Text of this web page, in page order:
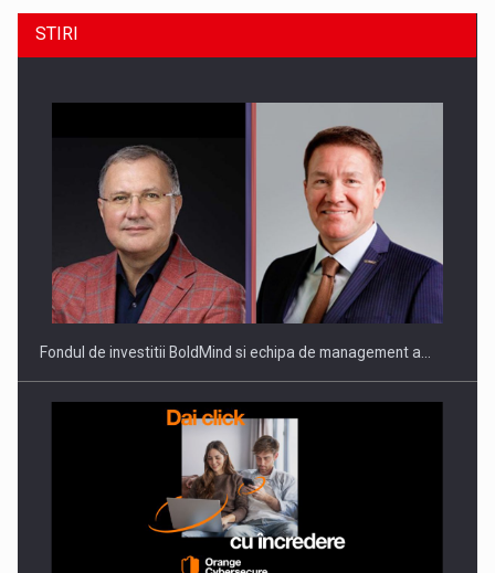
STIRI
Fondul de investitii BoldMind si echipa de management a…